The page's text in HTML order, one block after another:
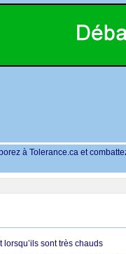
à Tolerance.ca et
sont très chauds